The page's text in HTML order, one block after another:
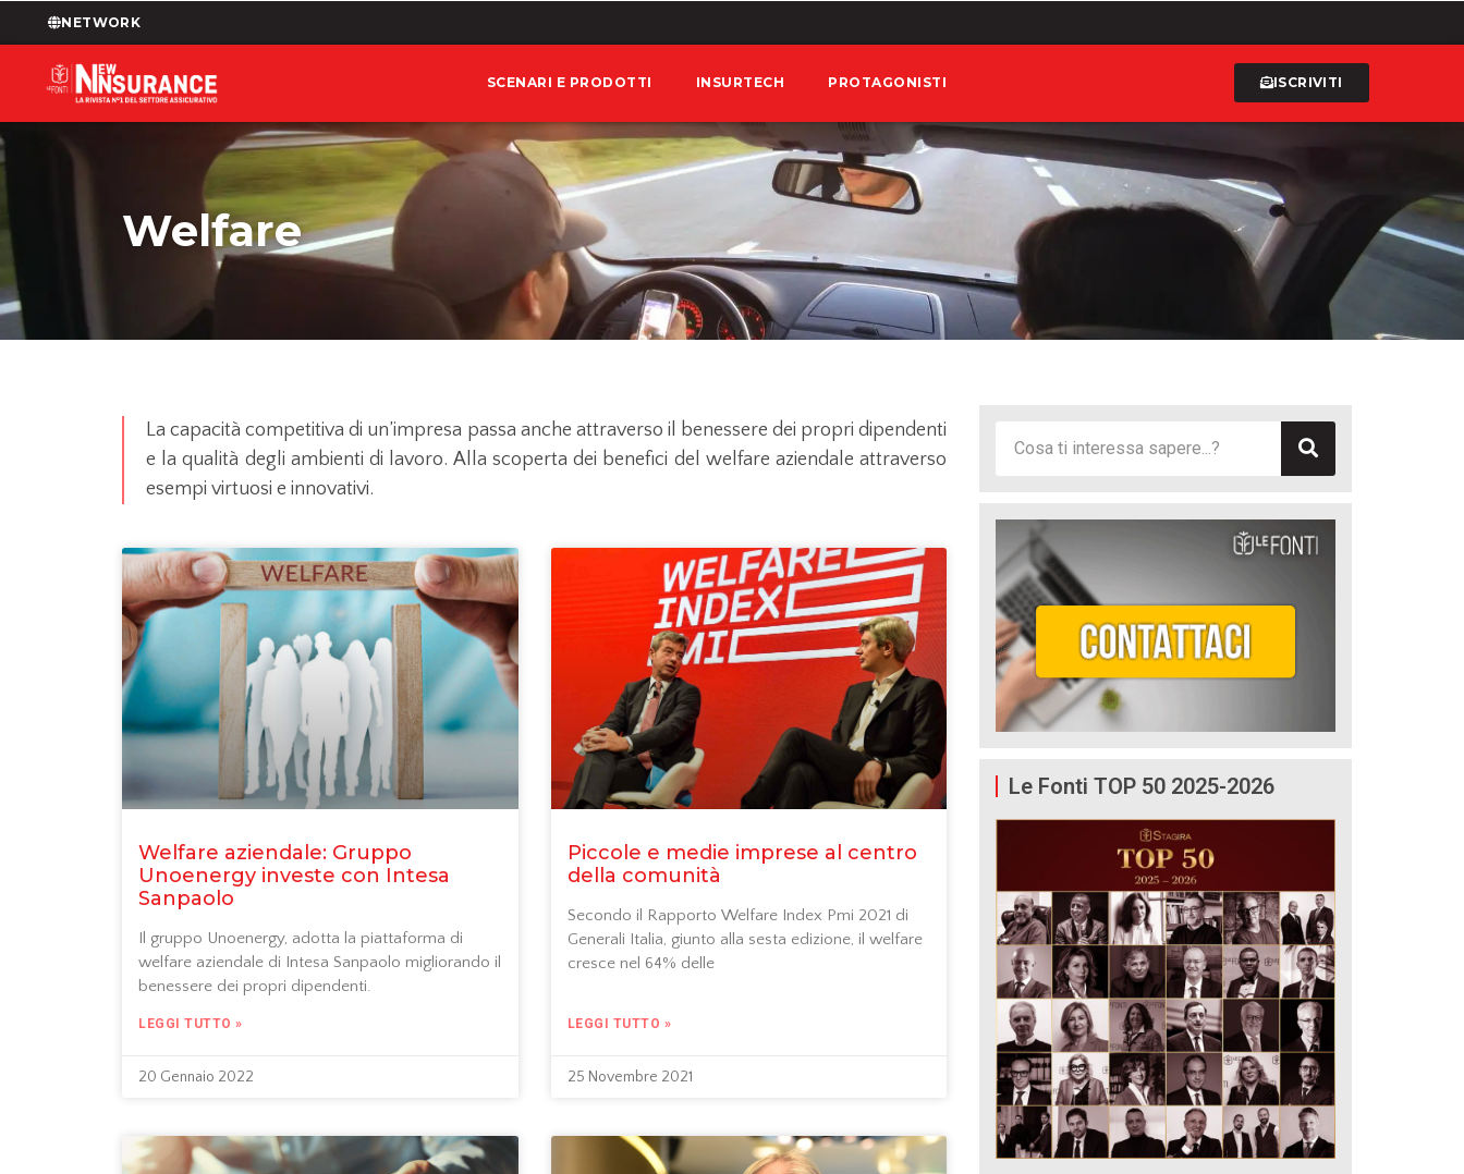
NETWORK
SCENARI E PRODOTTI INSURTECH PROTAGONISTI ISCRIVITI
Welfare
La capacità competitiva di un’impresa passa anche attraverso il benessere dei propri dipendenti
e la qualità degli ambienti di lavoro. Alla scoperta dei benefici del welfare aziendale attraverso
esempi virtuosi e innovativi.
Welfare aziendale: Gruppo
Unoenergy investe con Intesa
Sanpaolo
Il gruppo Unoenergy, adotta la piattaforma di
welfare aziendale di Intesa Sanpaolo migliorando il
benessere dei propri dipendenti.
LEGGI TUTTO »
20 Gennaio 2022
Piccole e medie imprese al centro
della comunità
Secondo il Rapporto Welfare Index Pmi 2021 di
Generali Italia, giunto alla sesta edizione, il welfare
cresce nel 64% delle
LEGGI TUTTO »
25 Novembre 2021
Le Fonti TOP 50 2025-2026